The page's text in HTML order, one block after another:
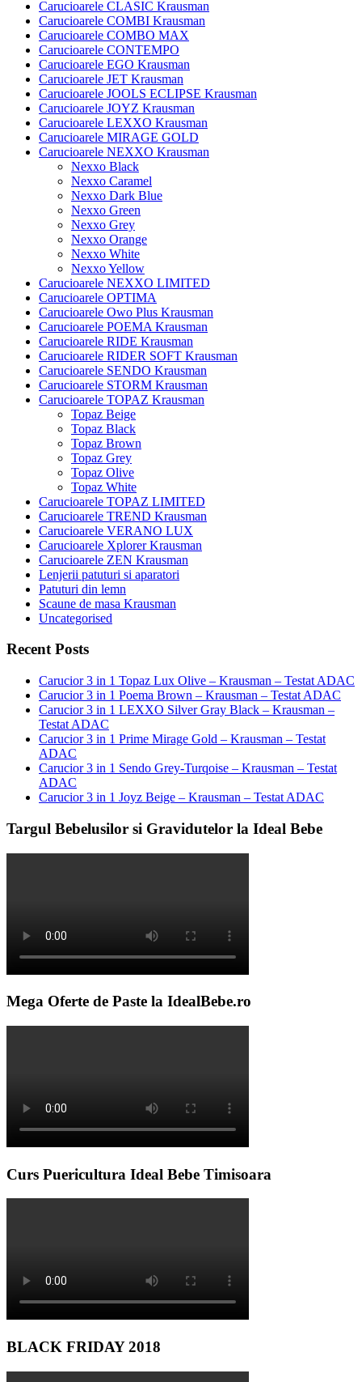
Carucioarele CLASIC Krausman
Carucioarele COMBI Krausman
Carucioarele COMBO MAX
Carucioarele CONTEMPO
Carucioarele EGO Krausman
Carucioarele JET Krausman
Carucioarele JOOLS ECLIPSE Krausman
Carucioarele JOYZ Krausman
Carucioarele LEXXO Krausman
Carucioarele MIRAGE GOLD
Carucioarele NEXXO Krausman
Nexxo Black
Nexxo Caramel
Nexxo Dark Blue
Nexxo Green
Nexxo Grey
Nexxo Orange
Nexxo White
Nexxo Yellow
Carucioarele NEXXO LIMITED
Carucioarele OPTIMA
Carucioarele Owo Plus Krausman
Carucioarele POEMA Krausman
Carucioarele RIDE Krausman
Carucioarele RIDER SOFT Krausman
Carucioarele SENDO Krausman
Carucioarele STORM Krausman
Carucioarele TOPAZ Krausman
Topaz Beige
Topaz Black
Topaz Brown
Topaz Grey
Topaz Olive
Topaz White
Carucioarele TOPAZ LIMITED
Carucioarele TREND Krausman
Carucioarele VERANO LUX
Carucioarele Xplorer Krausman
Carucioarele ZEN Krausman
Lenjerii patuturi si aparatori
Patuturi din lemn
Scaune de masa Krausman
Uncategorised
Recent Posts
Carucior 3 in 1 Topaz Lux Olive – Krausman – Testat ADAC
Carucior 3 in 1 Poema Brown – Krausman – Testat ADAC
Carucior 3 in 1 LEXXO Silver Gray Black – Krausman –
Testat ADAC
Carucior 3 in 1 Prime Mirage Gold – Krausman – Testat
ADAC
Carucior 3 in 1 Sendo Grey-Turqoise – Krausman – Testat
ADAC
Carucior 3 in 1 Joyz Beige – Krausman – Testat ADAC
Targul Bebelusilor si Gravidutelor la Ideal Bebe
Mega Oferte de Paste la IdealBebe.ro
Curs Puericultura Ideal Bebe Timisoara
BLACK FRIDAY 2018